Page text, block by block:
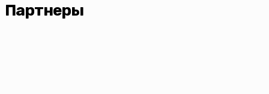
Партнеры